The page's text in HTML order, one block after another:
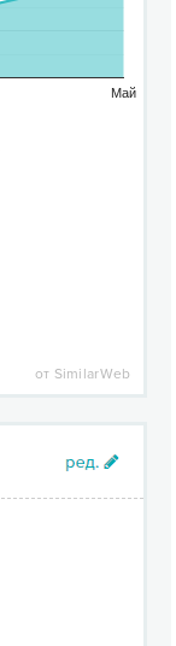
Май
от SimilarWeb